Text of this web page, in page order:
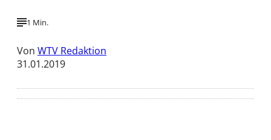
1 Min.
Von WTV Redaktion
31.01.2019